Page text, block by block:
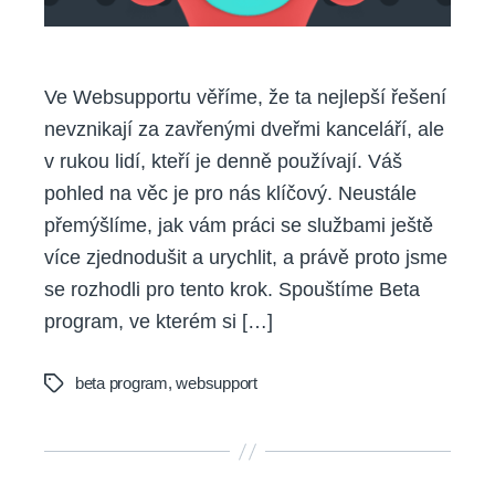
Ve Websupportu věříme, že ta nejlepší řešení
nevznikají za zavřenými dveřmi kanceláří, ale
v rukou lidí, kteří je denně používají. Váš
pohled na věc je pro nás klíčový. Neustále
přemýšlíme, jak vám práci se službami ještě
více zjednodušit a urychlit, a právě proto jsme
se rozhodli pro tento krok. Spouštíme Beta
program, ve kterém si […]
Tags beta program,websupport